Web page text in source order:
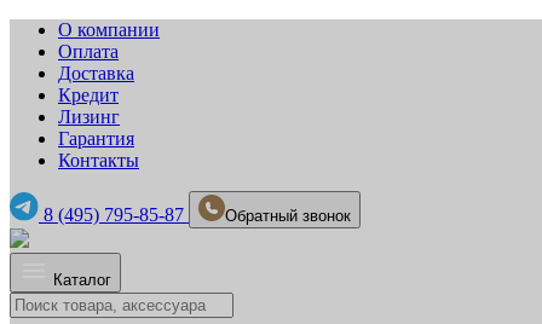
О компании
Оплата
Доставка
Кредит
Лизинг
Гарантия
Контакты
8 (495) 795-85-87 Обратный звонок
Каталог